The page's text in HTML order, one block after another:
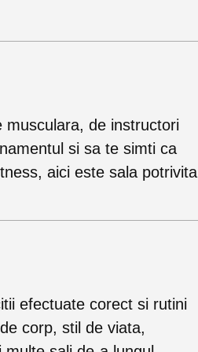
de instructori
si sa te simti ca
aici este sala potrivita
efectuate corect si rutini
corp, stil de viata,